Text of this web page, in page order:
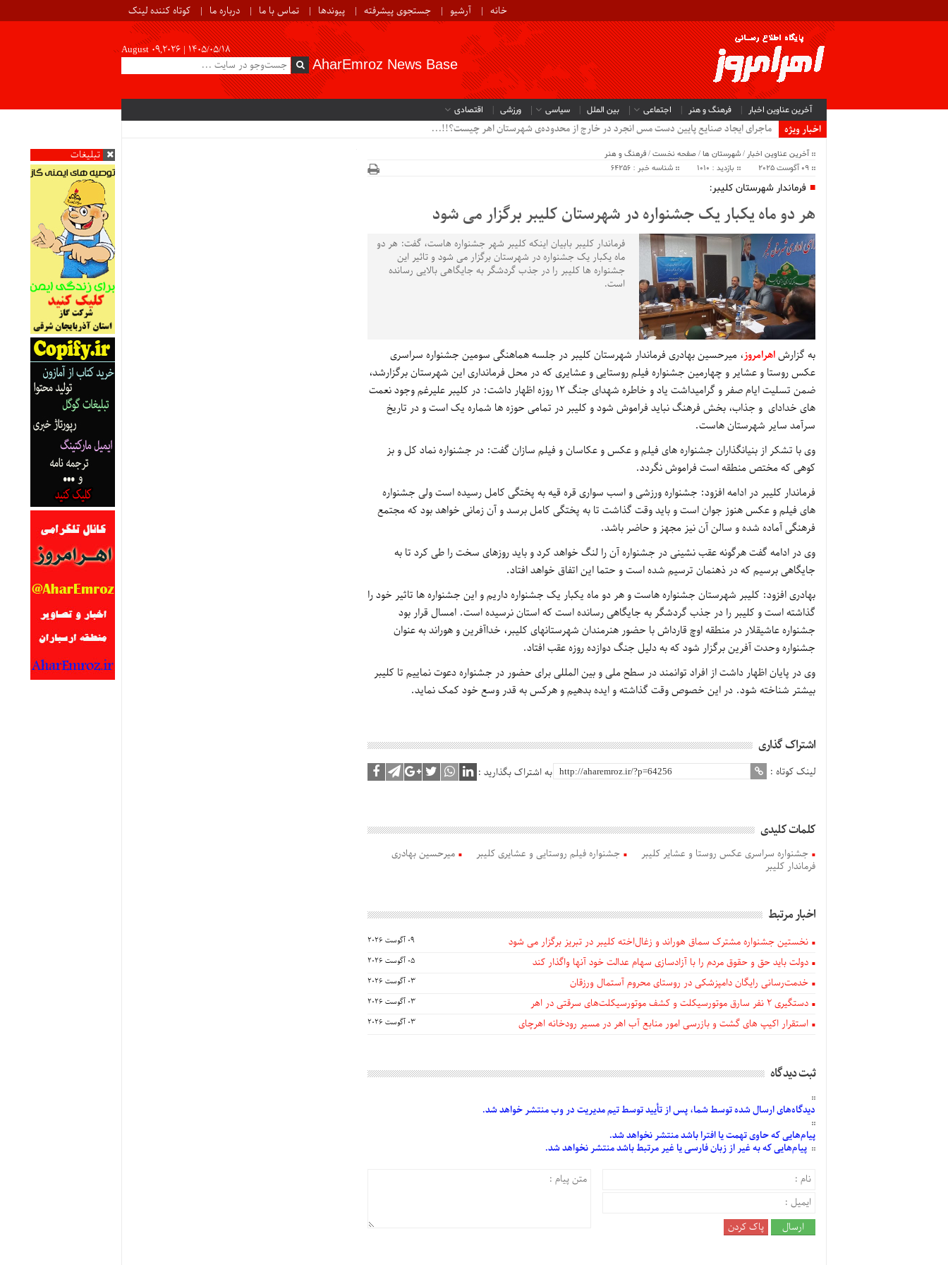
خانه آرشیو جستجوی پیشرفته پیوندها تماس با ما درباره ما کوتاه کننده لینک
August 09,2026 | ۱۴۰۵/۰۵/۱۸
AharEmroz News Base
آخرین عناوین اخبار فرهنگ و هنر اجتماعی بین الملل سیاسی ورزشی اقتصادی
اخبار ویژه
ماجرای ایجاد صنایع پایین دست مس انجرد در خارج از محدوده‌ی شهرستان اهر چیست؟!!...
تبلیغات
آخرین عناوین اخبار /شهرستان ها/صفحه نخست/فرهنگ و هنر
09 آگوست 2025
بازدید : 1010 شناسه خبر : 64256
فرماندار شهرستان کلیبر:
هر دو ماه یکبار یک جشنواره در شهرستان کلیبر برگزار می شود
فرماندار کلیبر بابیان اینکه کلیبر شهر جشنواره هاست، گفت: هر دو
ماه یکبار یک جشنواره در شهرستان برگزار می شود و تاثیر این
جشنواره ها کلیبر را در جذب گردشگر به جایگاهی بالایی رسانده
است.
به گزارشاهرامروز، میرحسین بهادری فرماندار شهرستان کلیبر در جلسه هماهنگی سومین جشنواره سراسری
عکس روستا و عشایر و چهارمین جشنواره فیلم روستایی و عشایری که در محل فرمانداری این شهرستان برگزارشد،
ضمن تسلیت ایام صفر و گرامیداشت یاد و خاطره شهدای جنگ 12 روزه اظهار داشت: در کلیبر علیرغم وجود نعمت
های خدادای و جذاب، بخش فرهنگ نباید فراموش شود و کلیبر در تمامی حوزه ها شماره یک است و در تاریخ
سرآمد سایر شهرستان هاست.
وی با تشکر از بنیانگذاران جشنواره های فیلم و عکس و عکاسان و فیلم سازان گفت: در جشنواره نماد کل و بز
کوهی که مختص منطقه است فراموش نگردد.
فرماندار کلیبر در ادامه افزود: جشنواره ورزشی و اسب سواری قره قیه به پختگی کامل رسیده است ولی جشنواره
های فیلم و عکس هنوز جوان است و باید وقت گذاشت تا به پختگی کامل برسد و آن زمانی خواهد بود که مجتمع
فرهنگی آماده شده و سالن آن نیز مجهز و حاضر باشد.
وی در ادامه گفت هرگونه عقب نشینی در جشنواره آن را لنگ خواهد کرد و باید روزهای سخت را طی کرد تا به
جایگاهی برسیم که در ذهنمان ترسیم شده است و حتما این اتفاق خواهد افتاد.
بهادری افزود: کلیبر شهرستان جشنواره هاست و هر دو ماه یکبار یک جشنواره داریم و این جشنواره ها تاثیر خود را
گذاشته است و کلیبر را در جذب گردشگر به جایگاهی رسانده است که استان نرسیده است. امسال قرار بود
جشنواره عاشیقلار در منطقه اوچ قارداش با حضور هنرمندان شهرستانهای کلیبر، خداآفرین و هوراند به عنوان
جشنواره وحدت آفرین برگزار شود که به دلیل جنگ دوازده روزه عقب افتاد.
وی در پایان اظهار داشت از افراد توانمند در سطح ملی و بین المللی برای حضور در جشنواره دعوت نماییم تا کلیبر
بیشتر شناخته شود. در این خصوص وقت گذاشته و ایده بدهیم و هرکس به قدر وسع خود کمک نماید.
اشتراک گذاری
لینک کوتاه : به اشتراک بگذارید :
کلمات کلیدی
جشنواره سراسری عکس روستا و عشایر کلیبر جشنواره فیلم روستایی و عشایری کلیبر
میرحسین بهادری
فرماندار کلیبر
اخبار مرتبط
نخستین جشنواره مشترک سماق هوراند و زغال‌اخته کلیبر در تبریز برگزار می شود 09 آگوست 2026
دولت باید حق و حقوق مردم را با آزادسازی سهام عدالت خود آنها واگذار کند 05 آگوست 2026
خدمت‌رسانی رایگان دامپزشکی در روستای محروم آستمال ورزقان 03 آگوست 2026
دستگيری ۲ نفر سارق موتورسیکلت و کشف موتورسیکلت‌های سرقتی در اهر 03 آگوست 2026
استقرار اکیپ های گشت و بازرسی امور منابع آب اهر در مسیر رودخانه اهرچای 03 آگوست 2026
ثبت دیدگاه
دیدگاه‌هایارسالشدهتوسط شما، پس از تأییدتوسط تیم مدیریت در وب منتشر خواهد شد.
پیام‌هاییکه حاوی تهمت یا افترا باشد منتشر نخواهد شد.
پیام‌هاییکه به غیر از زبان فارسی یا غیر مرتبط باشد منتشر نخواهد شد.